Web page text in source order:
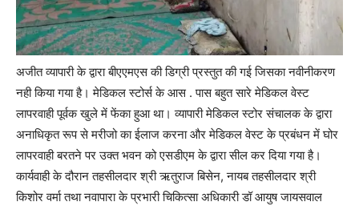
अजीत व्यापारी के द्वारा बीएएमएस की डिग्री प्रस्तुत की गई जिसका नवीनीकरण
नही किया गया है। मेडिकल स्टोर्स के आस . पास बहुत सारे मेडिकल वेस्ट
लापरवाही पूर्वक खुले में फेंका हुआ था। व्यापारी मेडिकल स्टोर संचालक के द्वारा
अनाधिकृत रूप से मरीजो का ईलाज करना और मेडिकल वेस्ट के प्रबंधन में घोर
लापरवाही बरतने पर उक्त भवन को एसडीएम के द्वारा सील कर दिया गया है।
कार्यवाही के दौरान तहसीलदार श्री ऋतुराज बिसेन, नायब तहसीलदार श्री
किशोर वर्मा तथा नवापारा के प्रभारी चिकित्सा अधिकारी डॉ आयुष जायसवाल